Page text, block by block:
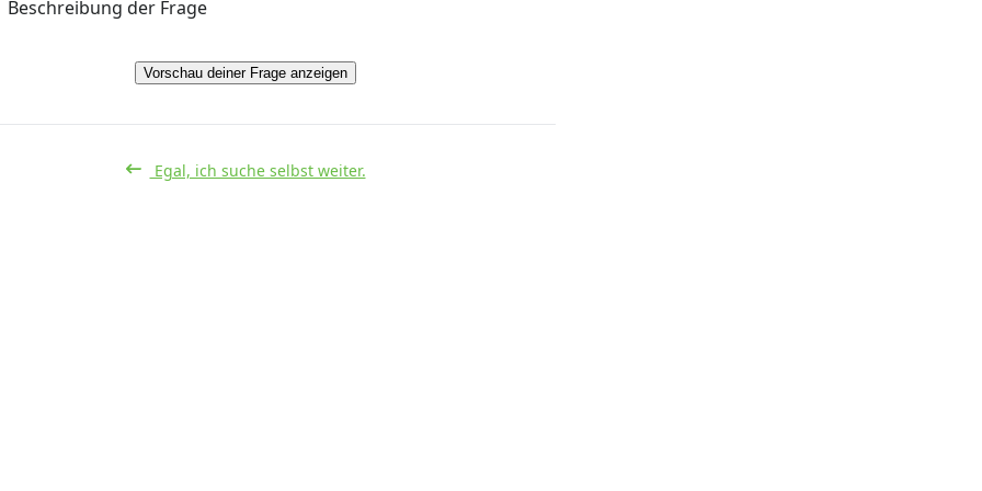
Beschreibung der Frage
Vorschau deiner Frage anzeigen
Egal, ich suche selbst weiter.